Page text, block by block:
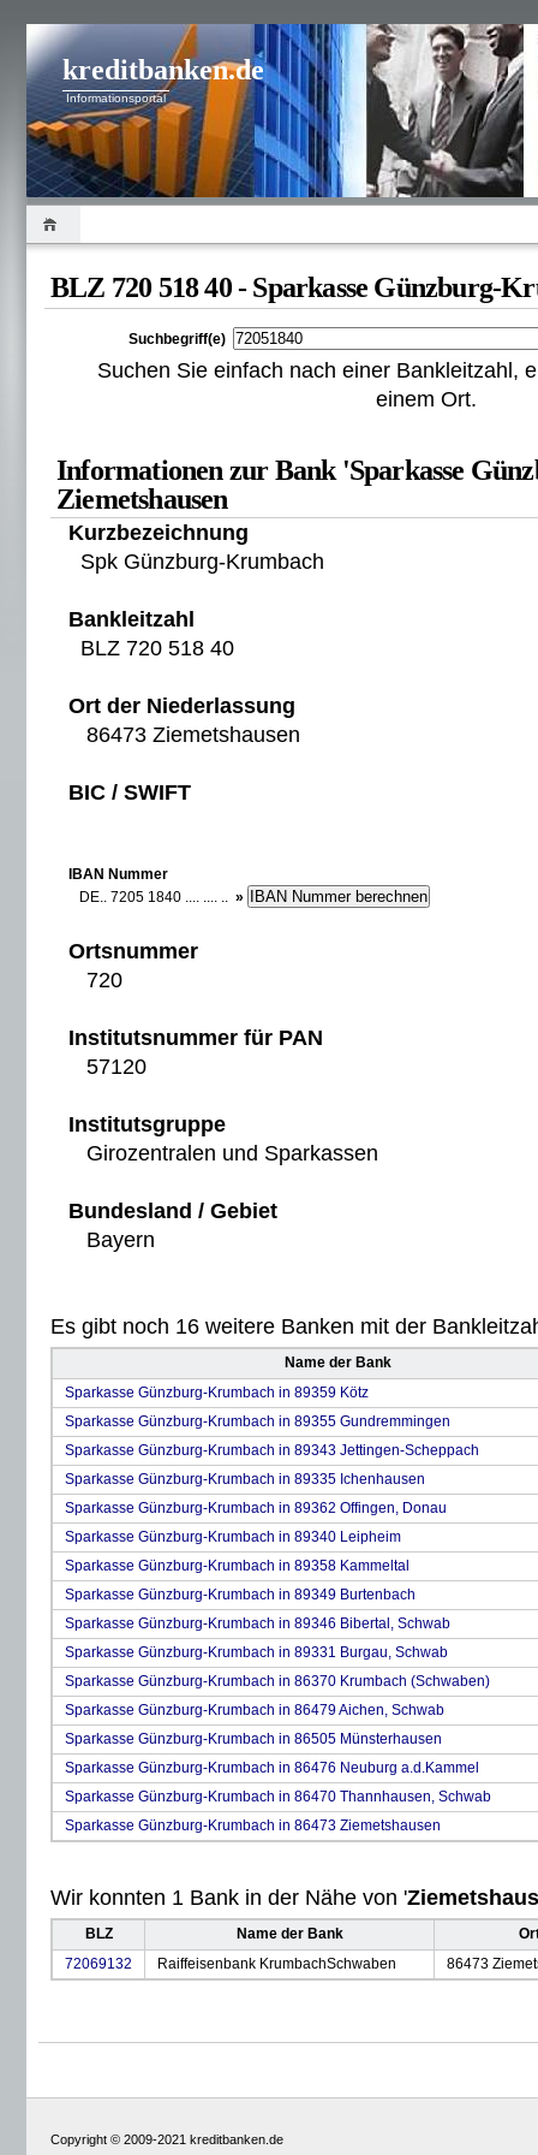
kreditbanken.de
Informationsportal
BLZ 720 518 40 - Sparkasse Günzburg-
Suchbegriff(e)
Suchen Sie einfach nach einer Bankleitzahl,
einem Ort.
Informationen zur Bank 'Sparkasse
Ziemetshausen
Kurzbezeichnung
Spk Günzburg-Krumbach
Bankleitzahl
BLZ 720 518 40
Ort der Niederlassung
86473 Ziemetshausen
BIC / SWIFT
IBAN Nummer
DE.. 7205 1840 .... .... .. »
Ortsnummer
720
Institutsnummer für PAN
57120
Institutsgruppe
Girozentralen und Sparkassen
Bundesland / Gebiet
Bayern
Es gibt noch 16 weitere Banken mit der
Name der Bank
Sparkasse Günzburg-Krumbach in 89359 Kötz
Sparkasse Günzburg-Krumbach in 89355 Gundremmingen
Sparkasse Günzburg-Krumbach in 89343 Jettingen-Scheppach
Sparkasse Günzburg-Krumbach in 89335 Ichenhausen
Sparkasse Günzburg-Krumbach in 89362 Offingen, Donau
Sparkasse Günzburg-Krumbach in 89340 Leipheim
Sparkasse Günzburg-Krumbach in 89358 Kammeltal
Sparkasse Günzburg-Krumbach in 89349 Burtenbach
Sparkasse Günzburg-Krumbach in 89346 Bibertal, Schwab
Sparkasse Günzburg-Krumbach in 89331 Burgau, Schwab
Sparkasse Günzburg-Krumbach in 86370 Krumbach (Schwaben)
Sparkasse Günzburg-Krumbach in 86479 Aichen, Schwab
Sparkasse Günzburg-Krumbach in 86505 Münsterhausen
Sparkasse Günzburg-Krumbach in 86476 Neuburg a.d.Kammel
Sparkasse Günzburg-Krumbach in 86470 Thannhausen, Schwab
Sparkasse Günzburg-Krumbach in 86473 Ziemetshausen
Wir konnten 1 Bank in der Nähe von '
BLZ Name der Bank
72069132
Raiffeisenbank KrumbachSchwaben 86473
Copyright © 2009-2021 kreditbanken.de